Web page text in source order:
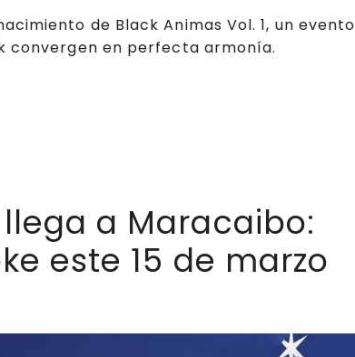
de Black Animas Vol. 1, un evento
convergen en perfecta armonía.
a Maracaibo:
este 15 de marzo